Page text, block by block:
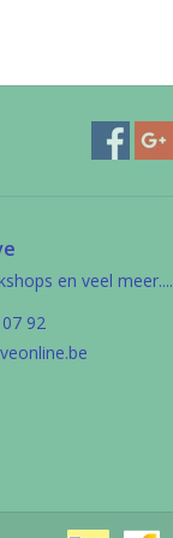
en veel meer....
92